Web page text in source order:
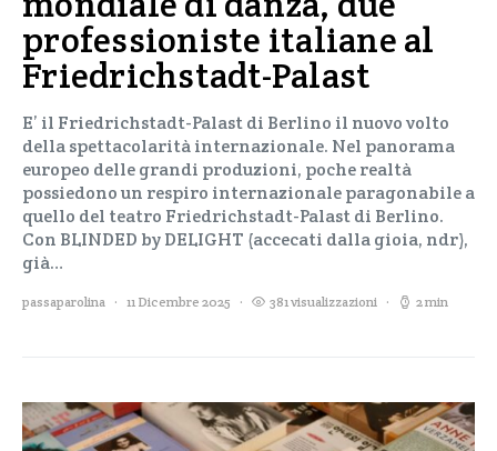
professioniste italiane al
Friedrichstadt-Palast
E’ il Friedrichstadt-Palast di Berlino il nuovo volto
della spettacolarità internazionale. Nel panorama
europeo delle grandi produzioni, poche realtà
possiedono un respiro internazionale paragonabile a
quello del teatro Friedrichstadt-Palast di Berlino.
Con BLINDED by DELIGHT (accecati dalla gioia, ndr),
già…
passaparolina 11 Dicembre 2025 381 visualizzazioni 2 min